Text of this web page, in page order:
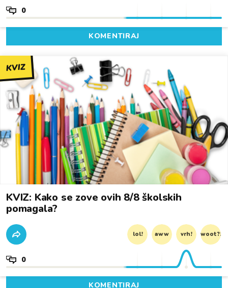
0
KOMENTIRAJ
KVIZ
KVIZ: Kako se zove ovih 8/8 školskih
pomagala?
lol! aww vrh! woot?!
0
KOMENTIRAJ